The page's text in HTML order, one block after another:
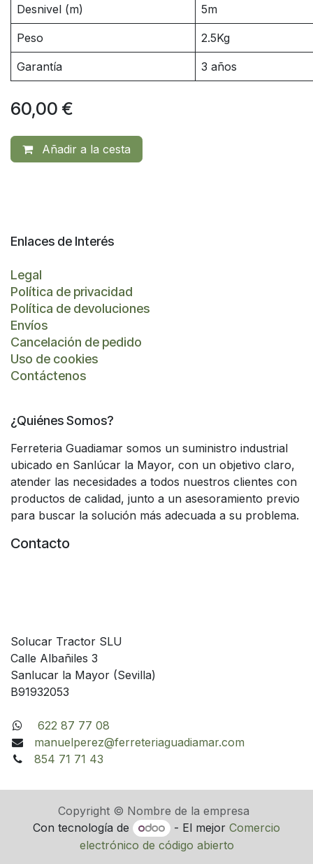
Desnivel (m) 5m
Peso 2.5Kg
Garantía 3 años
60,00 €
Añadir a la cesta
Enlaces de Interés
Legal
Política de privacidad
Política de devoluciones
Envíos
Cancelación de pedido
Uso de cookies
Contáctenos
¿Quiénes Somos?
Ferreteria Guadiamar somos un suministro industrial
ubicado en Sanlúcar la Mayor, con un objetivo claro,
atender las necesidades a todos nuestros clientes con
productos de calidad, junto a un asesoramiento previo
para buscar la solución más adecuada a su problema.
Contacto
Solucar Tractor SLU
Calle Albañiles 3
Sanlucar la Mayor (Sevilla)
B91932053
622 87 77 08
manuelperez@ferreteriaguadiamar.com
854 71 71 43
Copyright © Nombre de la empresa
Con tecnología de
- El mejorComercio
electrónico de código abierto